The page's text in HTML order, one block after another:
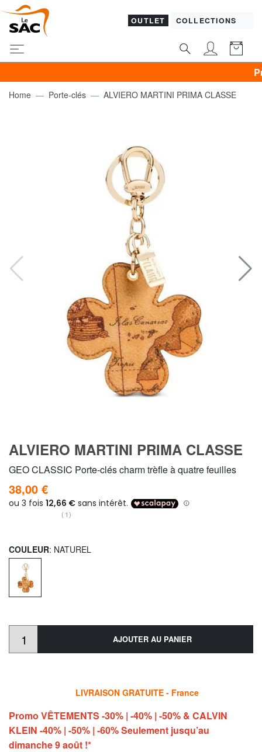
OUTLET COLLECTIONS
Promo
Home Porte-clés ALVIERO MARTINI PRIMA CLASSE
ALVIERO MARTINI PRIMA CLASSE
GEO CLASSIC Porte-clés charm trèfle à quatre feuilles
38,00 €
(1)
COULEUR: NATUREL
AJOUTER AU PANIER
LIVRAISON GRATUITE - France
Promo VÊTEMENTS -30% | -40% | -50% & CALVIN
KLEIN -40% | -50% | -60% Seulement jusqu’au
dimanche 9 août !*